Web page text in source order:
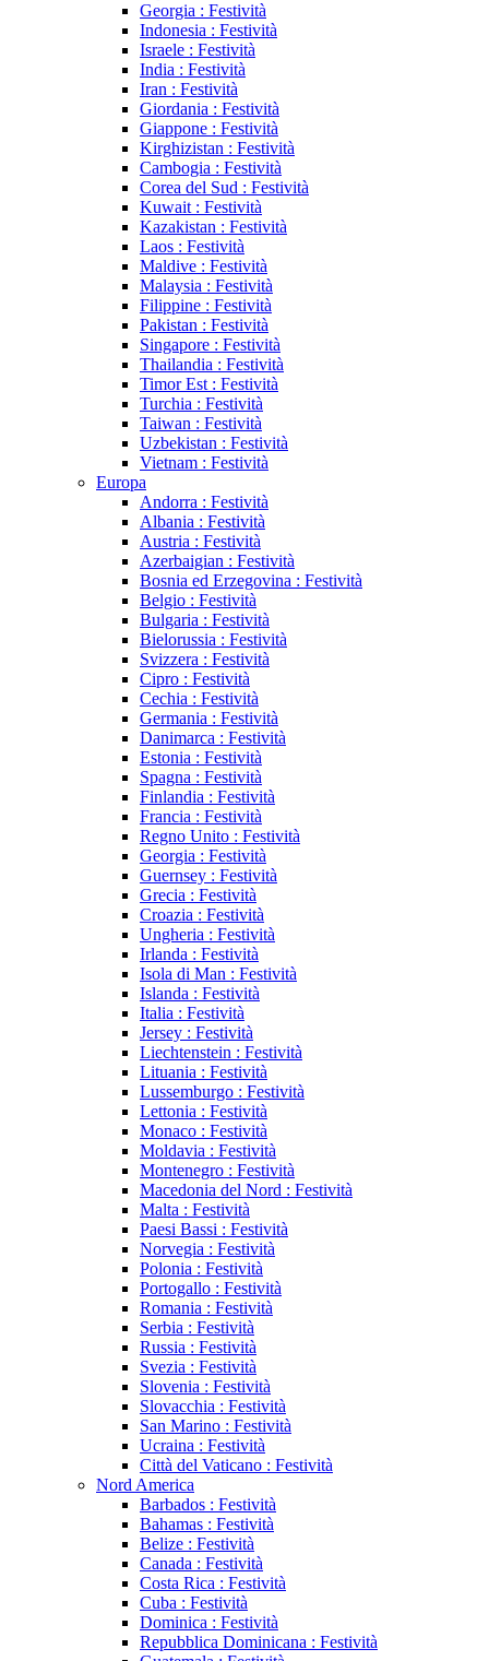
Georgia : Festività
Indonesia : Festività
Israele : Festività
India : Festività
Iran : Festività
Giordania : Festività
Giappone : Festività
Kirghizistan : Festività
Cambogia : Festività
Corea del Sud : Festività
Kuwait : Festività
Kazakistan : Festività
Laos : Festività
Maldive : Festività
Malaysia : Festività
Filippine : Festività
Pakistan : Festività
Singapore : Festività
Thailandia : Festività
Timor Est : Festività
Turchia : Festività
Taiwan : Festività
Uzbekistan : Festività
Vietnam : Festività
Europa
Andorra : Festività
Albania : Festività
Austria : Festività
Azerbaigian : Festività
Bosnia ed Erzegovina : Festività
Belgio : Festività
Bulgaria : Festività
Bielorussia : Festività
Svizzera : Festività
Cipro : Festività
Cechia : Festività
Germania : Festività
Danimarca : Festività
Estonia : Festività
Spagna : Festività
Finlandia : Festività
Francia : Festività
Regno Unito : Festività
Georgia : Festività
Guernsey : Festività
Grecia : Festività
Croazia : Festività
Ungheria : Festività
Irlanda : Festività
Isola di Man : Festività
Islanda : Festività
Italia : Festività
Jersey : Festività
Liechtenstein : Festività
Lituania : Festività
Lussemburgo : Festività
Lettonia : Festività
Monaco : Festività
Moldavia : Festività
Montenegro : Festività
Macedonia del Nord : Festività
Malta : Festività
Paesi Bassi : Festività
Norvegia : Festività
Polonia : Festività
Portogallo : Festività
Romania : Festività
Serbia : Festività
Russia : Festività
Svezia : Festività
Slovenia : Festività
Slovacchia : Festività
San Marino : Festività
Ucraina : Festività
Città del Vaticano : Festività
Nord America
Barbados : Festività
Bahamas : Festività
Belize : Festività
Canada : Festività
Costa Rica : Festività
Cuba : Festività
Dominica : Festività
Repubblica Dominicana : Festività